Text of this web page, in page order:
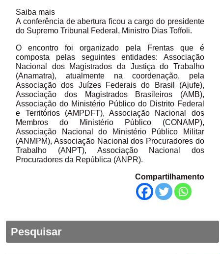
Saiba mais
A conferência de abertura ficou a cargo do presidente
do Supremo Tribunal Federal, Ministro Dias Toffoli.
O encontro foi organizado pela Frentas que é
composta pelas seguintes entidades: Associação
Nacional dos Magistrados da Justiça do Trabalho
(Anamatra), atualmente na coordenação, pela
Associação dos Juízes Federais do Brasil (Ajufe),
Associação dos Magistrados Brasileiros (AMB),
Associação do Ministério Público do Distrito Federal
e Territórios (AMPDFT), Associação Nacional dos
Membros do Ministério Público (CONAMP),
Associação Nacional do Ministério Público Militar
(ANMPM), Associação Nacional dos Procuradores do
Trabalho (ANPT), Associação Nacional dos
Procuradores da República (ANPR).
Compartilhamento
Pesquisar